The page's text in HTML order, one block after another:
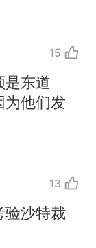
15
是东道
为他们发
13
验沙特裁